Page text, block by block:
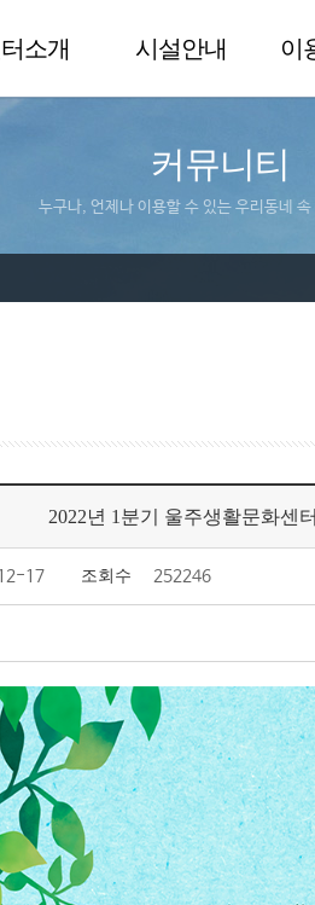
소개 시설안내 이
커뮤니티
누구나, 언제나 이용할 수 있는 우리동네
2022년 1분기 울주생활문화센
17 조회수 252246